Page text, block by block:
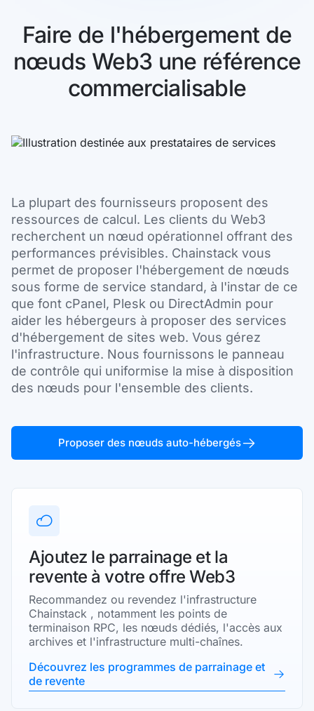
Faire de l'hébergement de
nœuds Web3 une référence
commercialisable
La plupart des fournisseurs proposent des
ressources de calcul. Les clients du Web3
recherchent un nœud opérationnel offrant des
performances prévisibles. Chainstack vous
permet de proposer l'hébergement de nœuds
sous forme de service standard, à l'instar de ce
que font cPanel, Plesk ou DirectAdmin pour
aider les hébergeurs à proposer des services
d'hébergement de sites web. Vous gérez
l'infrastructure. Nous fournissons le panneau
de contrôle qui uniformise la mise à disposition
des nœuds pour l'ensemble des clients.
Proposer des nœuds auto-hébergés
Ajoutez le parrainage et la
revente à votre offre Web3
Recommandez ou revendez l'infrastructure
Chainstack , notamment les points de
terminaison RPC, les nœuds dédiés, l'accès aux
archives et l'infrastructure multi-chaînes.
Découvrez les programmes de parrainage et
de revente